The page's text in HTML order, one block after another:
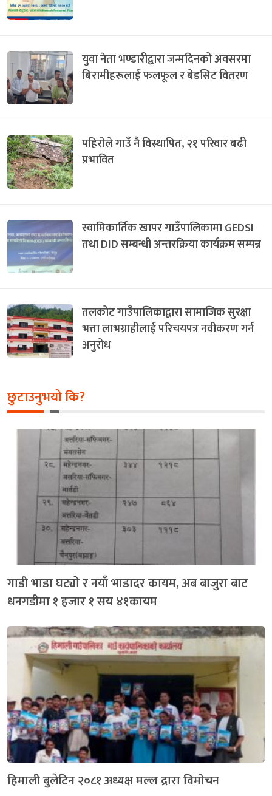
युवा नेता भण्डारीद्वारा जन्मदिनको अवसरमा
बिरामीहरूलाई फलफूल र बेडसिट वितरण
पहिरोले गाउँ नै विस्थापित, २१ परिवार बढी
प्रभावित
स्वामिकार्तिक खापर गाउँपालिकामा GEDSI
तथा DID सम्बन्धी अन्तरक्रिया कार्यक्रम सम्पन्न
तलकोट गाउँपालिकाद्वारा सामाजिक सुरक्षा
भत्ता लाभग्राहीलाई परिचयपत्र नवीकरण गर्न
अनुरोध
छुटाउनुभयो कि?
गाडी भाडा घट्याे र नयाँ भाडादर कायम, अब बाजुरा बाट
धनगडीमा १ हजार १ सय ४१कायम
हिमाली बुलेटिन २०८१ अध्यक्ष मल्ल द्रारा विमोचन